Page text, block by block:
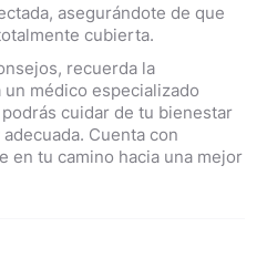
asegurándote de que
cubierta.
recuerda la
médico especializado
cuidar de tu bienestar
Cuenta con
en tu camino hacia una mejor